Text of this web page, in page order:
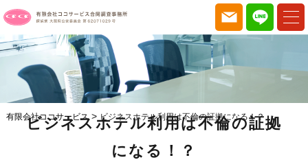
ビジネスホテル利用は不倫の証拠
になる！？
有限会社ココサービス> ビジネスホテル利用は不倫の証拠になる！？